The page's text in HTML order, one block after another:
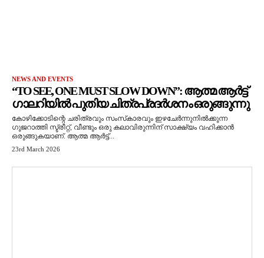
NEWS AND EVENTS
“TO SEE, ONE MUST SLOW DOWN”: ആത്മ ആർട്ട്
ഗാലറിയിൽ പുതിയ ചിത്രപ്രദർശനം ഒരുങ്ങുന്നു
കോഴിക്കോടിന്റെ ചരിത്രവും സംസ്‌കാരവും ഇഴചേർന്നുനിൽക്കുന്ന
ഗുജറാത്തി സ്ട്രീറ്റ്, വീണ്ടും ഒരു കലാവിരുന്നിന് സാക്ഷ്യം വഹിക്കാൻ
ഒരുങ്ങുകയാണ്. ആത്മ ആർട്ട്...
23rd March 2026